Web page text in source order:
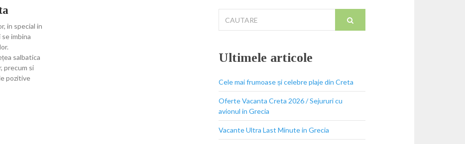
in special in
imbina
salbatica
precum si
pozitive
pentru:
Ultimele articole
Cele mai frumoase și celebre plaje din Creta
Oferte Vacanta Creta 2026 / Sejururi cu
avionul in Grecia
Vacante Ultra Last Minute in Grecia